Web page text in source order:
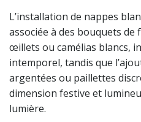
L’installation de nappes
associée à des bouquets de
œillets ou camélias blancs,
intemporel, tandis que
argentées ou paillettes
dimension festive et
lumière.